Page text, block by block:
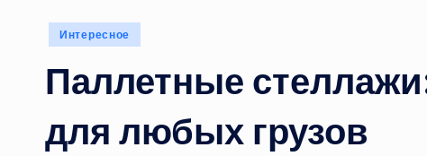
Опубликовано
Интересное
Паллетные
для любых грузов